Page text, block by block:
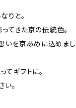
りと。
てきた京の伝統色。
いを京あめに込めまし
てギフトに。
。